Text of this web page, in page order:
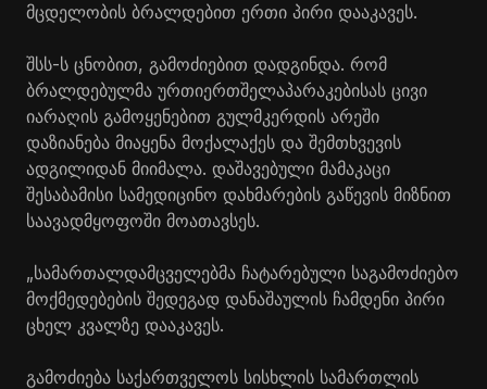
მცდელობის ბრალდებით ერთი პირი დააკავეს.
შსს-ს ცნობით, გამოძიებით დადგინდა. რომ
ბრალდებულმა ურთიერთშელაპარაკებისას ცივი
იარაღის გამოყენებით გულმკერდის არეში
დაზიანება მიაყენა მოქალაქეს და შემთხვევის
ადგილიდან მიიმალა. დაშავებული მამაკაცი
შესაბამისი სამედიცინო დახმარების გაწევის მიზნით
საავადმყოფოში მოათავსეს.
„სამართალდამცველებმა ჩატარებული საგამოძიებო
მოქმედებების შედეგად დანაშაულის ჩამდენი პირი
ცხელ კვალზე დააკავეს.
გამოძიება საქართველოს სისხლის სამართლის